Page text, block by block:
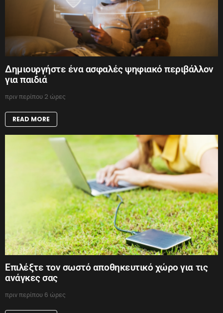
Δημιουργήστε ένα ασφαλές ψηφιακό περιβάλλον
για παιδιά
πριν περίπου 2 ώρες
READ MORE
Επιλέξτε τον σωστό αποθηκευτικό χώρο για τις
ανάγκες σας
πριν περίπου 6 ώρες